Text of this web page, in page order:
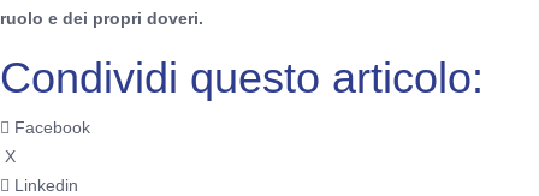
ruolo e dei propri doveri.
Condividi questo articolo:
Facebook
X
Linkedin